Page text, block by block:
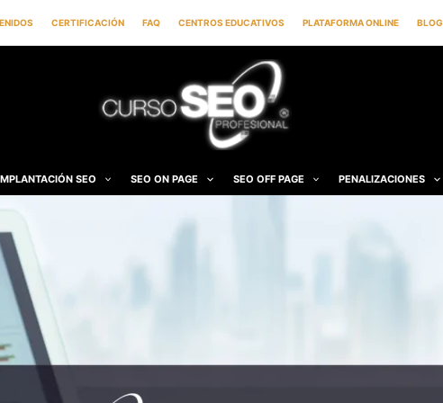
CERTIFICACIÓN FAQ CENTROS EDUCATIVOS PLATAFORMA ONLINE BLOG
SEO SEO ON PAGE SEO OFF PAGE PENALIZACIONES